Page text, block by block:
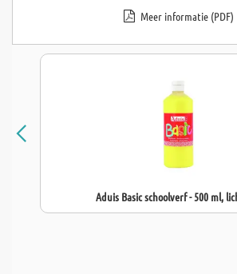
Meer informatie (PDF)
Aduis Basic schoolverf - 500 ml,